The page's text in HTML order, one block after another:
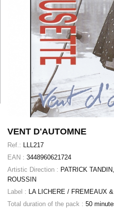
VENT D'AUTOMNE
Ref.: LLL217
EAN : 3448960621724
Artistic Direction : PATRICK
ROUSSIN
Label : LA LICHERE / FREMEAUX
Total duration of the pack : 50